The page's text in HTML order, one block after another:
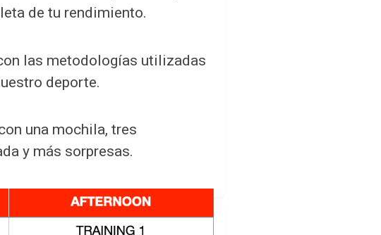
de tu rendimiento.
las metodologías utilizadas
deporte.
una mochila, tres
y más sorpresas.